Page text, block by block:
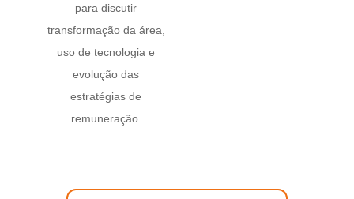
para discutir
transformação da área,
uso de tecnologia e
evolução das
estratégias de
remuneração.